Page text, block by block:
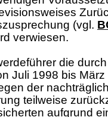
(vgl.
verwiesen.
die durch
Juli 1998 bis
der
teilweise
aufgrund